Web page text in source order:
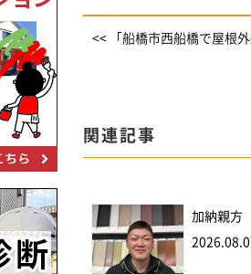
<< 「船橋市西船橋で屋根
関連記事
加納親方